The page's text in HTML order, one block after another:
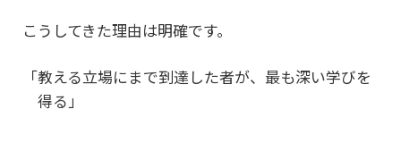
こうしてきた理由は明確です。
「教える立場にまで到達した者が、最も深い学びを
得る」